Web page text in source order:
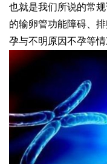
也就是我们所说的常
的输卵管功能障碍、
孕与不明原因不孕等情